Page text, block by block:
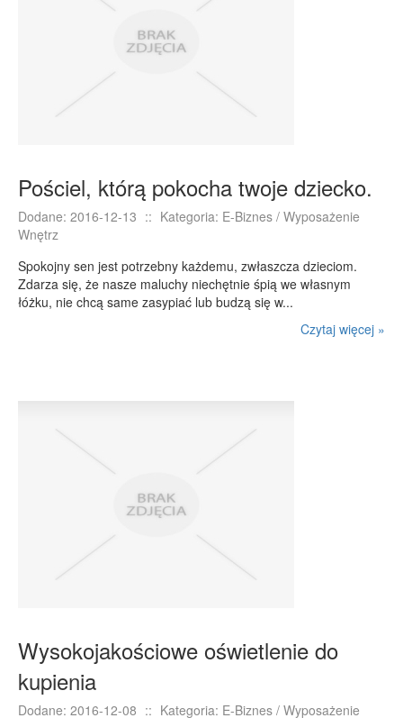
Pościel, którą pokocha twoje dziecko.
Dodane: 2016-12-13 :: Kategoria: E-Biznes / Wyposażenie
Wnętrz
Spokojny sen jest potrzebny każdemu, zwłaszcza dzieciom.
Zdarza się, że nasze maluchy niechętnie śpią we własnym
łóżku, nie chcą same zasypiać lub budzą się w...
Czytaj więcej »
Wysokojakościowe oświetlenie do
kupienia
Dodane: 2016-12-08 :: Kategoria: E-Biznes / Wyposażenie